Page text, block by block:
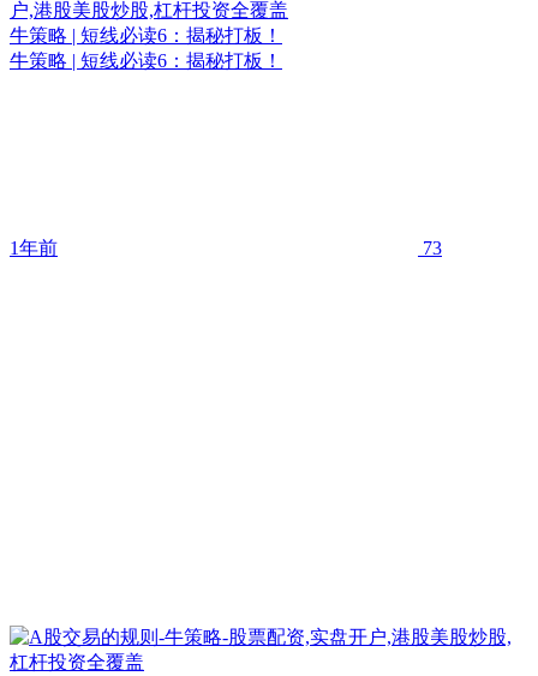
牛策略 | 短线必读6：揭秘打板！
牛策略 | 短线必读6：揭秘打板！
1年前 73